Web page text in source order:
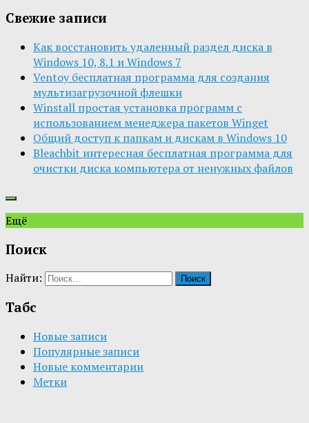
Свежие записи
Как восстановить удаленный раздел диска в
Windows 10, 8.1 и Windows 7
Ventoy бесплатная программа для создания
мультизагрузочной флешки
Winstall простая установка программ с
использованием менеджера пакетов Winget
Общий доступ к папкам и дискам в Windows 10
Bleachbit интересная бесплатная программа для
очистки диска компьютера от ненужных файлов
Ещё
Поиск
Найти:
Табс
Новые записи
Популярные записи
Новые комментарии
Метки